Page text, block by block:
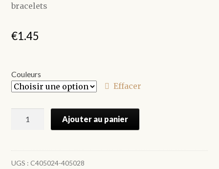
bracelets
€1.45
Couleurs
Effacer
à
ressort
Ajouter au panier
UGS : C405024-405028